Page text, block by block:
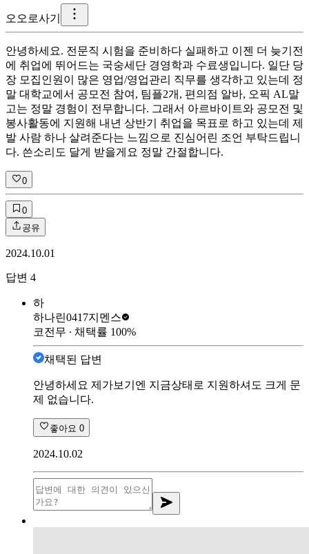
오 오로사기
안녕하세요. 전문직 시험을 준비하다 실패하고 이젠 더 늦기전
에 취업에 뛰어드는 국숭세단 경영학과 수료생입니다. 일단 당
장 모집인원이 많은 영업/영업관리 직무를 생각하고 있는데 정
말 대학교에서 공모전 참여, 팀플2개, 편의점 알바, 오픽 AL말
고는 정말 경험이 전무합니다. 그래서 아르바이트와 공모전 및
봉사활동에 지원해 내년 상반기 취업을 목표로 하고 있는데 제
발 사람 하나 살려준다는 느낌으로 진심어린 조언 부탁드립니
다. 쓴소리도 달게 받을게요 정말 간절합니다.
0
0
공유
2024.10.01
답변 4
하
하나린0417지멘스
코전무 ∙ 채택률 100%
채택된 답변
안녕하세요 제가보기엔 지금상태로 지원하셔도 크게 문
제 없습니다.
좋아요 0
2024.10.02